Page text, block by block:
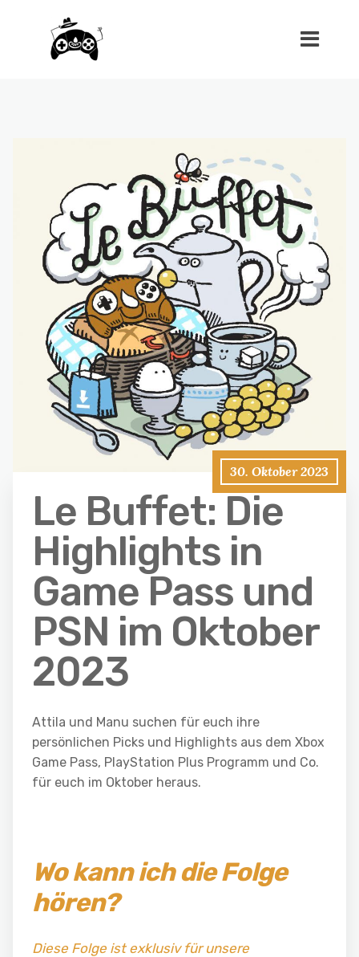
30. Oktober 2023
Le Buffet: Die
Highlights in
Game Pass und
PSN im Oktober
2023
Attila und Manu suchen für euch ihre
persönlichen Picks und Highlights aus dem Xbox
Game Pass, PlayStation Plus Programm und Co.
für euch im Oktober heraus.
Wo kann ich die Folge
hören?
Diese Folge ist exklusiv für unsere